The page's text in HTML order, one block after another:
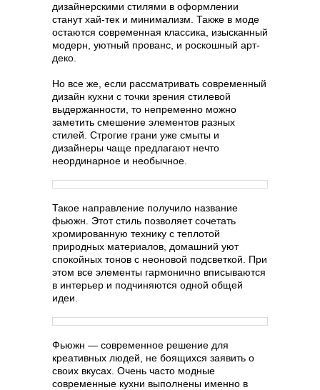
дизайнерскими стилями в оформлении
станут хай-тек и минимализм. Также в моде
остаются современная классика, изысканный
модерн, уютный прованс, и роскошный арт-
деко.
Но все же, если рассматривать современный
дизайн кухни с точки зрения стилевой
выдержанности, то непременно можно
заметить смешение элементов разных
стилей. Строгие грани уже смыты и
дизайнеры чаще предлагают нечто
неординарное и необычное.
Такое направление получило название
фьюжн. Этот стиль позволяет сочетать
хромированную технику с теплотой
природных материалов, домашний уют
спокойных тонов с неоновой подсветкой. При
этом все элементы гармонично вписываются
в интерьер и подчиняются одной общей
идеи.
Фьюжн — современное решение для
креативных людей, не боящихся заявить о
своих вкусах. Очень часто модные
современные кухни выполнены именно в